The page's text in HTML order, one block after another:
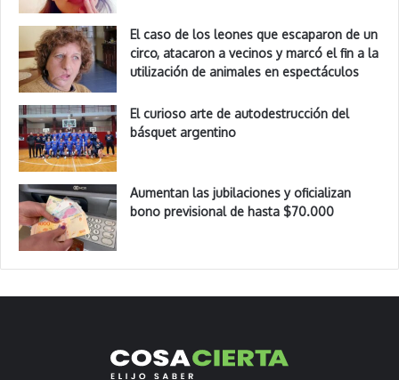
El caso de los leones que escaparon de un
circo, atacaron a vecinos y marcó el fin a la
utilización de animales en espectáculos
El curioso arte de autodestrucción del
básquet argentino
Aumentan las jubilaciones y oficializan
bono previsional de hasta $70.000